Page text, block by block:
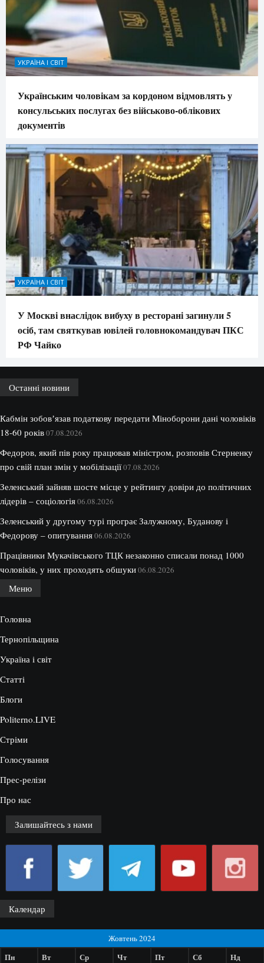
УКРАЇНА І СВІТ
Українським чоловікам за кордоном відмовлять у
консульських послугах без військово-облікових
документів
УКРАЇНА І СВІТ
У Москві внаслідок вибуху в ресторані загинули 5
осіб, там святкував ювілей головнокомандувач ПКС
РФ Чайко
Останні новини
Кабмін зобовʼязав податкову передати Міноборони дані чоловіків
18-60 років07.08.2026
Федоров, який пів року працював міністром, розповів Стерненку
про свій план змін у мобілізації07.08.2026
Зеленський зайняв шосте місце у рейтингу довіри до політичних
лідерів – соціологія06.08.2026
Зеленський у другому турі програє Залужному, Буданову і
Федорову – опитування06.08.2026
Працівники Мукачівського ТЦК незаконно списали понад 1000
чоловіків, у них проходять обшуки06.08.2026
Меню
Головна
Тернопільщина
Україна і світ
Статті
Блоги
Politerno.LIVE
Стріми
Голосування
Прес-релізи
Про нас
Залишайтесь з нами
Календар
Жовтень 2024
Пн Вт Ср Чт Пт Сб Нд